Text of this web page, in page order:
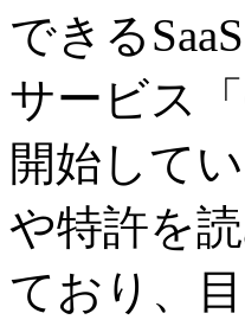
できる
サービス
開始して
や特許を
ており、